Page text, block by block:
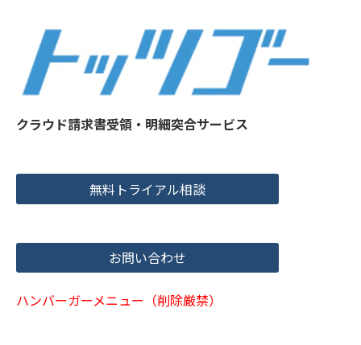
クラウド請求書受領・明細突合サービス
無料トライアル相談
お問い合わせ
ハンバーガーメニュー（削除厳禁）